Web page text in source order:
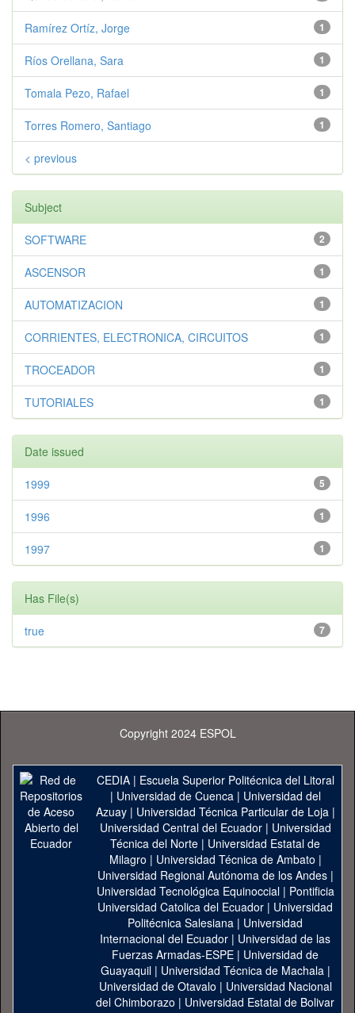
1
Ramírez Ortíz, Jorge
1
Ríos Orellana, Sara
1
Tomala Pezo, Rafael
1
Torres Romero, Santiago
< previous
Subject
2
SOFTWARE
1
ASCENSOR
1
AUTOMATIZACION
1
CORRIENTES, ELECTRONICA, CIRCUITOS
1
TROCEADOR
1
TUTORIALES
Date issued
5
1999
1
1996
1
1997
Has File(s)
7
true
Copyright 2024 ESPOL
CEDIA| Escuela Superior Politécnica del Litoral
| Universidad de Cuenca| Universidad del
Azuay| Universidad Técnica Particular de Loja|
Universidad Central del Ecuador| Universidad
Técnica del Norte | Universidad Estatal de
Milagro | Universidad Técnica de Ambato |
Universidad Regional Autónoma de los Andes|
Universidad Tecnológica Equinoccial| Pontificia
Universidad Catolica del Ecuador | Universidad
Politécnica Salesiana | Universidad
Internacional del Ecuador | Universidad de las
Fuerzas Armadas-ESPE | Universidad de
Guayaquil| Universidad Técnica de Machala|
Universidad de Otavalo | Universidad Nacional
del Chimborazo | Universidad Estatal de Bolivar